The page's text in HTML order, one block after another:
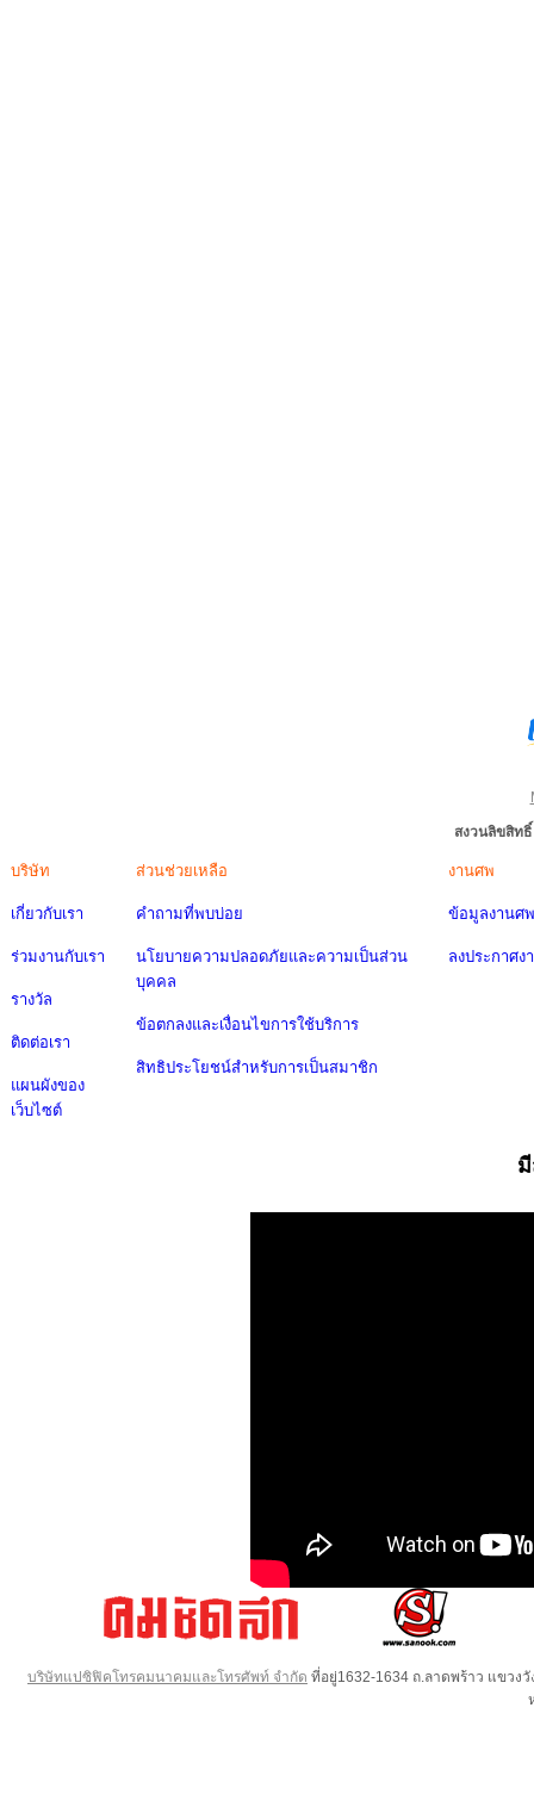
สงวนลิขสิท
บริษัท
เกี่ยวกับเรา
ร่วมงานกับเรา
รางวัล
ติดต่อเรา
แผนผังของ
เว็บไซต์
ส่วนช่วยเหลือ
คำถามที่พบบ่อย
นโยบายความปลอดภัยและความเป็นส่วน
บุคคล
ข้อตกลงและเงื่อนไขการใช้บริการ
สิทธิประโยชน์สำหรับการเป็นสมาชิก
งานศพ
ข้อมูลงานศพ
ลงประกาศง
บริษัทแปซิฟิคโทรคมนาคมและโทรศัพท์ จำกัด ที่อยู่1632-1634 ถ.ลาดพร้าว แขวง